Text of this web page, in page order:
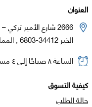
العنوان
2666 شارع الأمير تركي – الكورنيش , وحدة رقم 102
الخبر 34412-6803 , المملكة العربية السعودية
الساعة ٨ صباحًا إلى ٤ مساء من الأحد إلى الخميس
كيفية التسوق
حالة الطلب